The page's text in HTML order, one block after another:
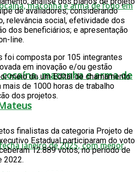
maconha e arma de
de avaliadores, considerando
relevância social, efetividade dos
dos beneficiários; e apresentação
line.
foi composta por 105 integrantes
em inovação e/ou gestão
meio de um Edital de chamamento
de 1000 horas de trabalho
dos projetos.
finalistas da categoria Projeto de
Estadual participaram do voto
12.889 votos, no período de
2022.